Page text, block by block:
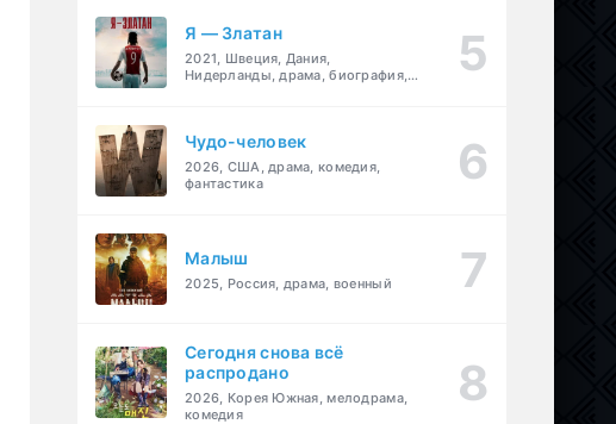
Я — Златан
2021, Швеция, Дания,
Нидерланды, драма, биография,
Чудо-человек
2026, США, драма, комедия,
фантастика
Малыш
2025, Россия, драма, военный
Сегодня снова всё
распродано
2026, Корея Южная, мелодрама,
комедия